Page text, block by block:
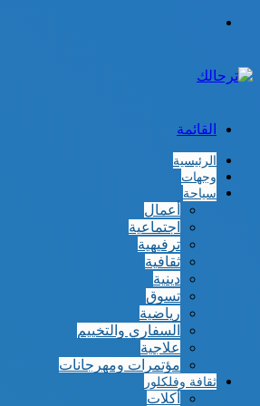
القائمة
الرئيسية
وجهات
سياحة
أعمال
اجتماعية
ترفيهية
ثقافية
دينية
تسوق
رياضية
السفاري والتخييم
علاجية
مؤتمرات ومهرجانات
ثقافة وفلكلور
أكلات